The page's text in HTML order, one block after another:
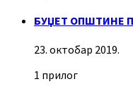
БУЏЕТ ОПШТИНЕ
23. октобар 2019.
1 прилог